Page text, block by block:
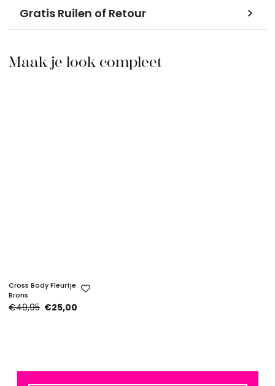
Gratis Ruilen of Retour
Maak je look compleet
Cross Body Fleurtje
Brons
€49,95 €25,00